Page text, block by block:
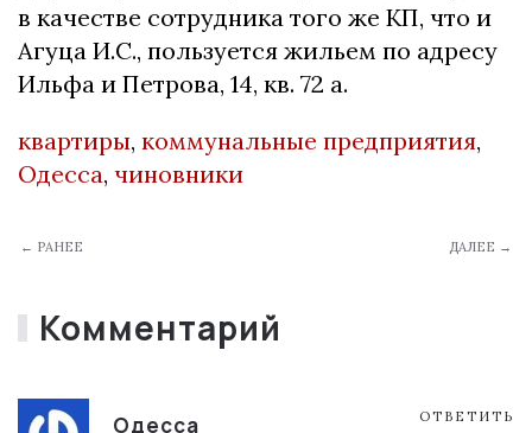
в качестве сотрудника того же КП, что и
Агуца И.С., пользуется жильем по адресу
Ильфа и Петрова, 14, кв. 72 а.
квартиры, коммунальные предприятия,
Одесса, чиновники
← РАНЕЕ ДАЛЕЕ →
Комментарий
Одесса ОТВЕТИТЬ